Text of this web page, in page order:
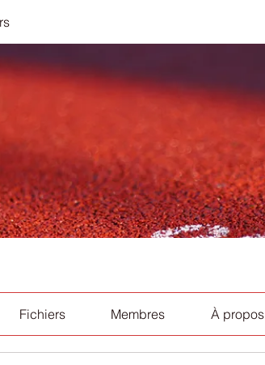
Fichiers Membres À propos